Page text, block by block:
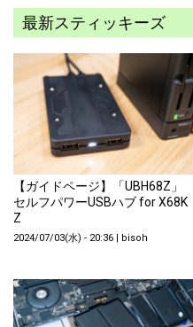
最新スティッキーズ
【ガイドページ】「UBH68Z」
セルフパワーUSBハブ for X68K
Z
2024/07/03(水) - 20:36 | bisoh